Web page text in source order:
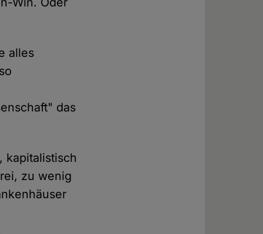
alles
das
kapitalistisch
zu wenig